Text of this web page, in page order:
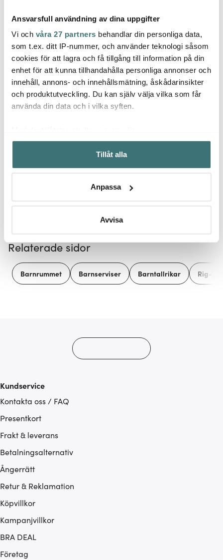
Ansvarsfull användning av dina uppgifter
Vi och våra 27 partners behandlar din personliga data,
som t.ex. ditt IP-nummer, och använder teknologi såsom
cookies för att lagra och få tillgång till information på din
enhet för att kunna tillhandahålla personliga annonser och
innehåll, annons- och innehållsmätning, åskådarinsikter
och produktutveckling. Du kan själv välja vilka som får
använda din data och i vilka syften.
Samla in information om din geografiska plats som
kan ha en noggrannhet på upp till flera meter
Identifiera din enhet genom att aktivt skanna den för
Ta reda på mer om hur dina personliga uppgifter
Du kan ändra eller dra tillbaka ditt samtycke när som
Vi använder cookies för att innehållet och annonserna
ska anpassas efter det som vi tror att du tycker om. Det
gör också att vi kan analysera vår trafik och göra
Tillåt alla
Anpassa
Avvisa
Rig-tig
Moomin ABC Dricklock
till Mugg Salmon
97 kr 129 kr
Rig-tig
Moomin ABC Tallrik 20
cm Vit/Salmon
119 kr
Rig-
Låt dig inspireras av våra kunder
Relaterade sidor
Barnrummet Barnserviser Barntallrikar Rig-Tig
Kundservice
Kontakta oss / FAQ
Presentkort
Frakt & leverans
Betalningsalternativ
Ångerrätt
Retur & Reklamation
Köpvillkor
Kampanjvillkor
BRA DEAL
Företag